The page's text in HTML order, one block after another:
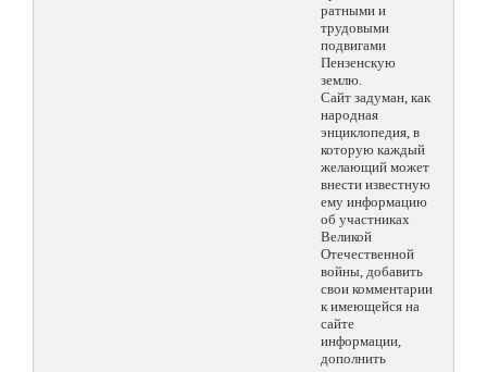
ратными и
трудовыми
подвигами
Пензенскую
землю.
Сайт задуман, как
народная
энциклопедия, в
которую каждый
желающий может
внести известную
ему информацию
об участниках
Великой
Отечественной
войны, добавить
свои комментарии
к имеющейся на
сайте
информации,
дополнить